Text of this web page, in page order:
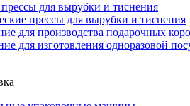
для вырубки и тиснения
прессы для вырубки и тиснения
для производства подарочных
для изготовления одноразовой